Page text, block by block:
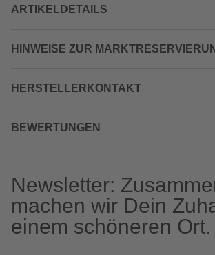
ARTIKELDETAILS
HINWEISE ZUR
HERSTELLERKONTAKT
BEWERTUNGEN
Newsletter:
machen wir Dein
einem schöneren Ort.